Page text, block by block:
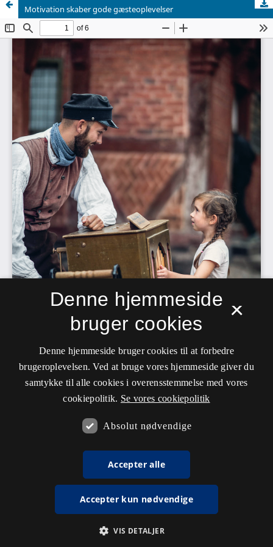
Motivation skaber gode gæsteoplevelser
×
Denne hjemmeside
bruger cookies
Denne hjemmeside bruger cookies til at forbedre
brugeroplevelsen. Ved at bruge vores hjemmeside giver du
samtykke til alle cookies i overensstemmelse med vores
cookiepolitik. Se vores cookiepolitik
Absolut nødvendige
Accepter alle
Accepter kun nødvendige
VIS DETALJER